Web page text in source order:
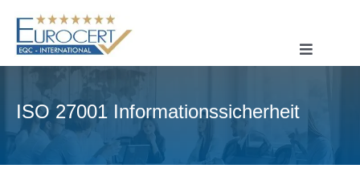
content
Toggle
ÜBER UNS
ISO-ZERTIFIZIERUNG
ISO 27001 Informationssicherheit